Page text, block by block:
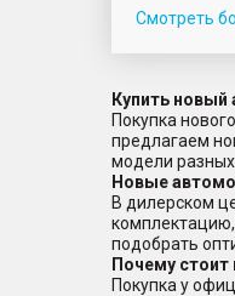
Смотреть
Купить
Покупка
предлагаем
модели
Новые
В дилерском
подобрать
Почему
Покупка у